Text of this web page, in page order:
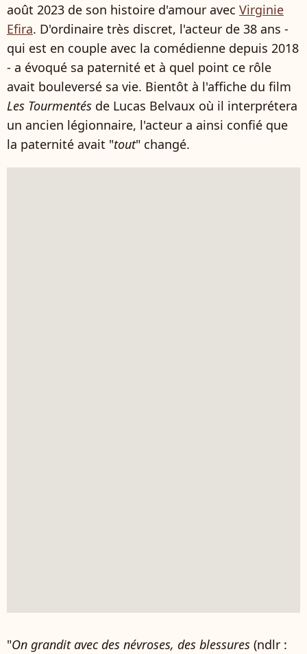
août 2023 de son histoire d'amour avec Virginie
Efira. D'ordinaire très discret, l'acteur de 38 ans -
qui est en couple avec la comédienne depuis 2018
- a évoqué sa paternité et à quel point ce rôle
avait bouleversé sa vie. Bientôt à l'affiche du film
Les Tourmentés de Lucas Belvaux où il interprétera
un ancien légionnaire, l'acteur a ainsi confié que
la paternité avait "tout" changé.
"On grandit avec des névroses, des blessures (ndlr :